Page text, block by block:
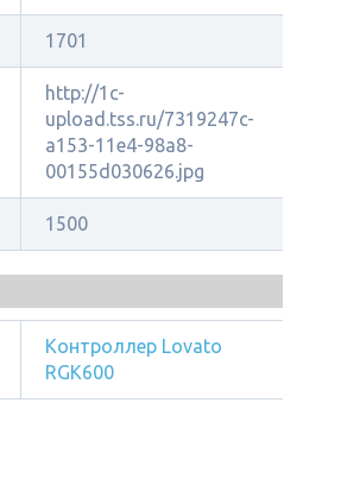
1701
http://1c-
upload.tss.ru/7319247c-
a153-11e4-98a8-
00155d030626.jpg
1500
Контроллер Lovato
RGK600